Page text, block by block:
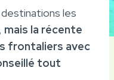
les
mais la récente
frontaliers avec
tout